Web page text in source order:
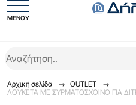
ΜΕΝΟΥ
Αρχική σελίδα
OUTLET
ΛΟΥΚΕΤΑ ΜΕ ΣΥΡΜΑΤΟΣΧΟΙΝΟ ΓΙΑ